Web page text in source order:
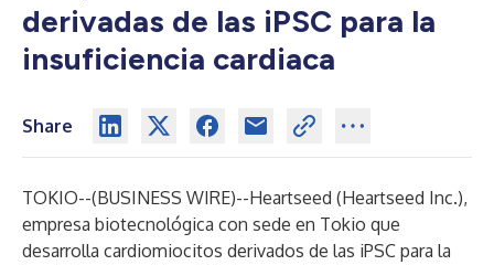
derivadas de las iPSC para la
insuficiencia cardiaca
Share
TOKIO--(BUSINESS WIRE)--Heartseed (Heartseed Inc.),
empresa biotecnológica con sede en Tokio que
desarrolla cardiomiocitos derivados de las iPSC para la